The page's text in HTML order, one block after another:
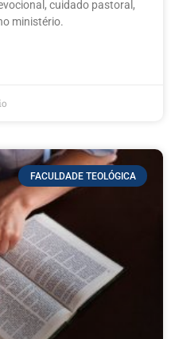
cuidado pastoral,
ministério.
FACULDADE TEOLÓGICA